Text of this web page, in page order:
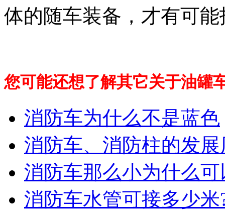
体的随车装备，才有可
您可能还想了解其它关于油罐
消防车为什么不是蓝色
消防车、消防柱的发
消防车那么小为什么
消防车水管可接多少米